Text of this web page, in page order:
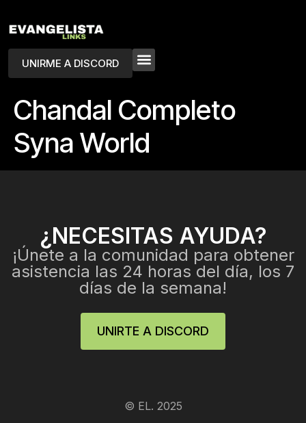
UNIRME A DISCORD
Chandal Completo
Syna World
¿NECESITAS AYUDA?
¡Únete a la comunidad para obtener
asistencia las 24 horas del día, los 7
días de la semana!
UNIRTE A DISCORD
© EL. 2025